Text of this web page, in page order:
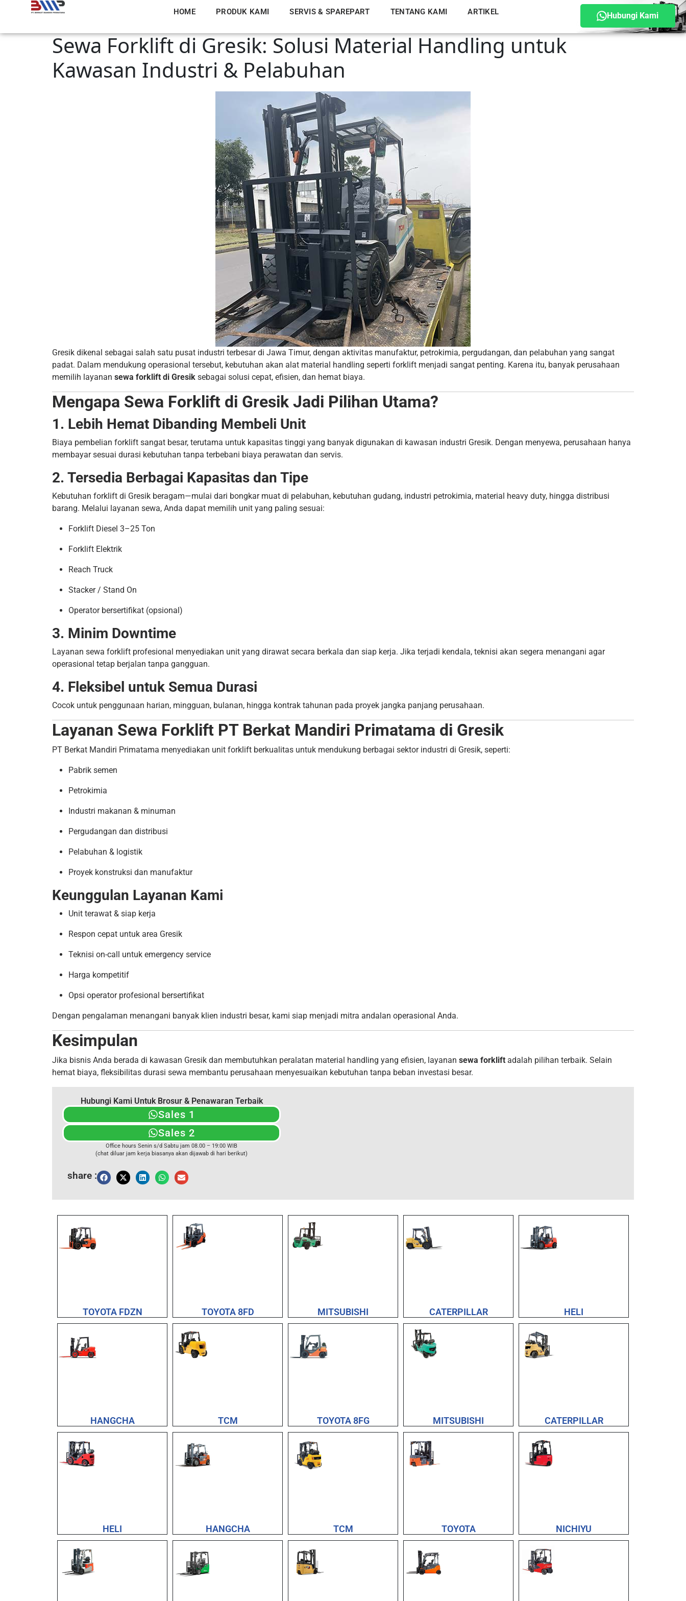
HOME PRODUK KAMI SERVIS & SPAREPART TENTANG KAMI ARTIKEL Hubungi Kami
Sewa Forklift di Gresik: Solusi Material Handling untuk
Kawasan Industri & Pelabuhan
Gresik dikenal sebagai salah satu pusat industri terbesar di Jawa Timur, dengan aktivitas manufaktur, petrokimia, pergudangan, dan pelabuhan yang sangat
padat. Dalam mendukung operasional tersebut, kebutuhan akan alat material handling seperti forklift menjadi sangat penting. Karena itu, banyak perusahaan
memilih layanan sewa forklift di Gresik sebagai solusi cepat, efisien, dan hemat biaya.
Mengapa Sewa Forklift di Gresik Jadi Pilihan Utama?
1. Lebih Hemat Dibanding Membeli Unit
Biaya pembelian forklift sangat besar, terutama untuk kapasitas tinggi yang banyak digunakan di kawasan industri Gresik. Dengan menyewa, perusahaan hanya
membayar sesuai durasi kebutuhan tanpa terbebani biaya perawatan dan servis.
2. Tersedia Berbagai Kapasitas dan Tipe
Kebutuhan forklift di Gresik beragam—mulai dari bongkar muat di pelabuhan, kebutuhan gudang, industri petrokimia, material heavy duty, hingga distribusi
barang. Melalui layanan sewa, Anda dapat memilih unit yang paling sesuai:
Forklift Diesel 3–25 Ton
Forklift Elektrik
Reach Truck
Stacker / Stand On
Operator bersertifikat (opsional)
3. Minim Downtime
Layanan sewa forklift profesional menyediakan unit yang dirawat secara berkala dan siap kerja. Jika terjadi kendala, teknisi akan segera menangani agar
operasional tetap berjalan tanpa gangguan.
4. Fleksibel untuk Semua Durasi
Cocok untuk penggunaan harian, mingguan, bulanan, hingga kontrak tahunan pada proyek jangka panjang perusahaan.
Layanan Sewa Forklift PT Berkat Mandiri Primatama di Gresik
PT Berkat Mandiri Primatama menyediakan unit forklift berkualitas untuk mendukung berbagai sektor industri di Gresik, seperti:
Pabrik semen
Petrokimia
Industri makanan & minuman
Pergudangan dan distribusi
Pelabuhan & logistik
Proyek konstruksi dan manufaktur
Keunggulan Layanan Kami
Unit terawat & siap kerja
Respon cepat untuk area Gresik
Teknisi on-call untuk emergency service
Harga kompetitif
Opsi operator profesional bersertifikat
Dengan pengalaman menangani banyak klien industri besar, kami siap menjadi mitra andalan operasional Anda.
Kesimpulan
Jika bisnis Anda berada di kawasan Gresik dan membutuhkan peralatan material handling yang efisien, layanan sewa forklift adalah pilihan terbaik. Selain
hemat biaya, fleksibilitas durasi sewa membantu perusahaan menyesuaikan kebutuhan tanpa beban investasi besar.
Hubungi Kami Untuk Brosur & Penawaran Terbaik
Sales 1
Sales 2
Office hours Senin s/d Sabtu jam 08.00 – 19:00 WIB
(chat diluar jam kerja biasanya akan dijawab di hari berikut)
share :
TOYOTA FDZN TOYOTA 8FD MITSUBISHI CATERPILLAR HELI
HANGCHA TCM TOYOTA 8FG MITSUBISHI CATERPILLAR
HELI HANGCHA TCM TOYOTA NICHIYU